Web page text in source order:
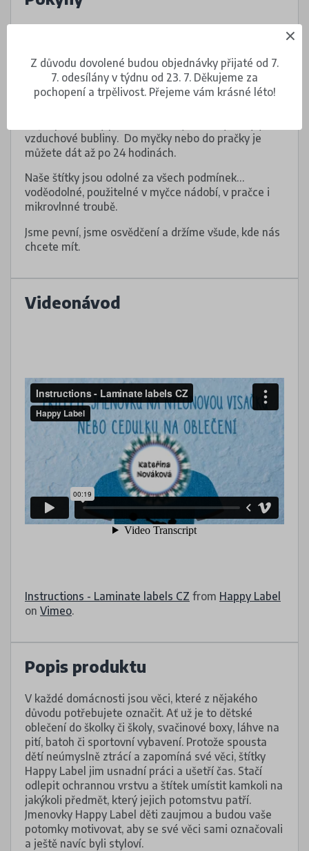
Nalepovací štítky upevněte na oděvu na cedulku
s informacemi o údržbě, případně na tištěné
informace na oděvu, pokud cedulku nemá.
vzduchové bubliny. Do myčky nebo do pračky je
můžete dát až po 24 hodinách.
Naše štítky jsou odolné za všech podmínek…
voděodolné, použitelné v myčce nádobí, v pračce i
mikrovlnné troubě.
Jsme pevní, jsme osvědčení a držíme všude, kde nás
chcete mít.
Videonávod
Instructions - Laminate labels CZ from Happy Label
on Vimeo.
Popis produktu
V každé domácnosti jsou věci, které z nějakého
důvodu potřebujete označit. Ať už je to dětské
oblečení do školky či školy, svačinové boxy, láhve na
pití, batoh či sportovní vybavení. Protože spousta
dětí neúmyslně ztrácí a zapomíná své věci, štítky
Happy Label jim usnadní práci a ušetří čas. Stačí
odlepit ochrannou vrstvu a štítek umístit kamkoli na
jakýkoli předmět, který jejich potomstvu patří.
Jmenovky Happy Label děti zaujmou a budou vaše
potomky motivovat, aby se své věci sami označovali
a ještě navíc byli styloví.
Z důvodu dovolené budou objednávky přijaté od 7.
7. odesílány v týdnu od 23. 7. Děkujeme za
pochopení a trpělivost. Přejeme vám krásné léto!